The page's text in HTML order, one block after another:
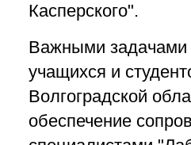
Касперского".
Важными задачами
учащихся и
Волгоградской
обеспечение